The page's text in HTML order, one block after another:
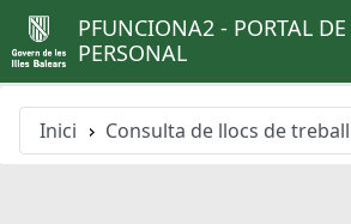
PFUNCIONA2 - PORTAL DE
PERSONAL
Inici Consulta de llocs de treball